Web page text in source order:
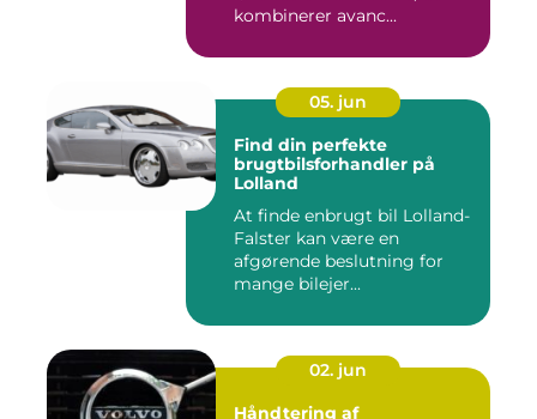
kombinerer avanc...
05. jun
Find din perfekte
brugtbilsforhandler på
Lolland
At finde enbrugt bil Lolland-
Falster kan være en
afgørende beslutning for
mange bilejer...
02. jun
Håndtering af